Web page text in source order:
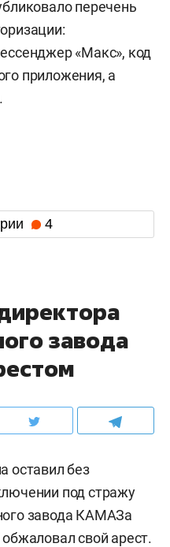
перечень
«Макс», код
приложения, а
4
завода
оставил без
под стражу
завода КАМАЗа
свой арест.